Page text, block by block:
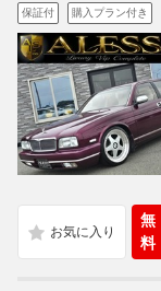
保証付 購入プラン付き
無
料